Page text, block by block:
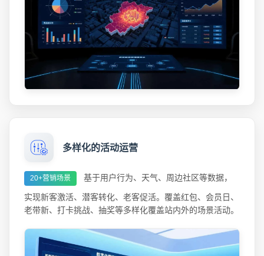
多样化的活动运营
20+营销场景 基于用户行为、天气、周边社区等数据，
实现新客激活、潜客转化、老客促活。覆盖红包、会员日、
老带新、打卡挑战、抽奖等多样化覆盖站内外的场景活动。